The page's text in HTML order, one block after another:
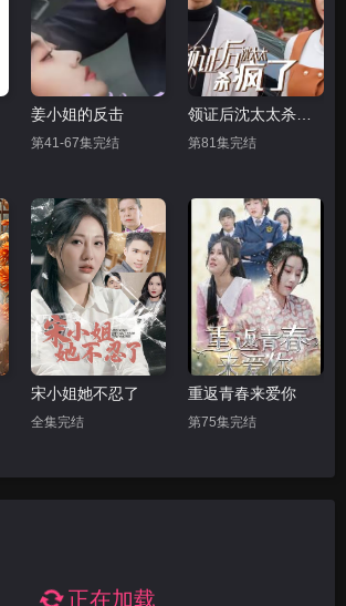
姜小姐的反击
第41-67集完结
领证后沈太太杀疯了
第81集完结
宋小姐她不忍了
全集完结
重返青春来爱你
第75集完结
正在加载